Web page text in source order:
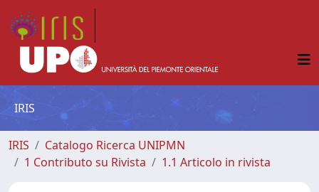
IRIS
IRIS
Catalogo Ricerca UNIPMN
1 Contributo su Rivista
1.1 Articolo in rivista